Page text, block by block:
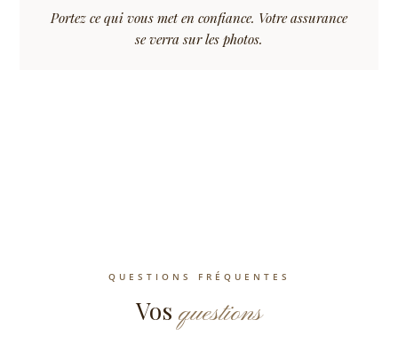
Portez ce qui vous met en confiance. Votre assurance
se verra sur les photos.
QUESTIONS FRÉQUENTES
Vos questions